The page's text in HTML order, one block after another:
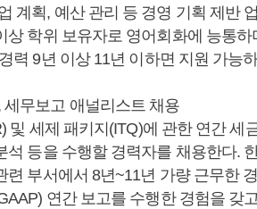
계획, 예산 관리 등 경영 기획 제반
상 학위 보유자로 영어회화에 능통하
력 9년 이상 11년 이하면 지원 가능
무보고 애널리스트 채용
및 세제 패키지(ITQ)에 관한 연간 세
석 등을 수행할 경력자를 채용한다.
련 부서에서 8년~11년 가량 근무한
연간 보고를 수행한 경험을 갖